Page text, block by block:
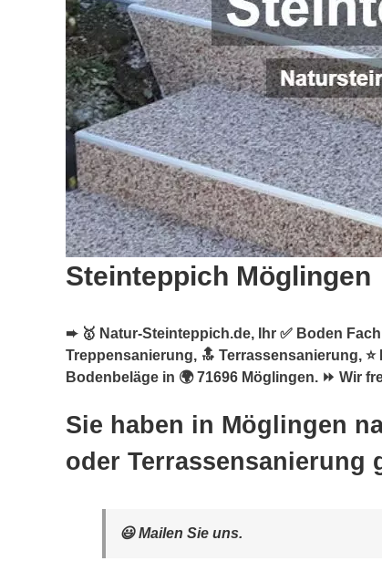
Steinteppich Möglingen
➨ 🥇 Natur-Steinteppich.de, Ihr ✅ Boden
Treppensanierung, 🔝 Terrassensanierung,
Bodenbeläge in 🌍 71696 Möglingen. ⏩ Wir
Sie haben in Möglingen
oder Terrassensanierung
😃 Mailen Sie uns.